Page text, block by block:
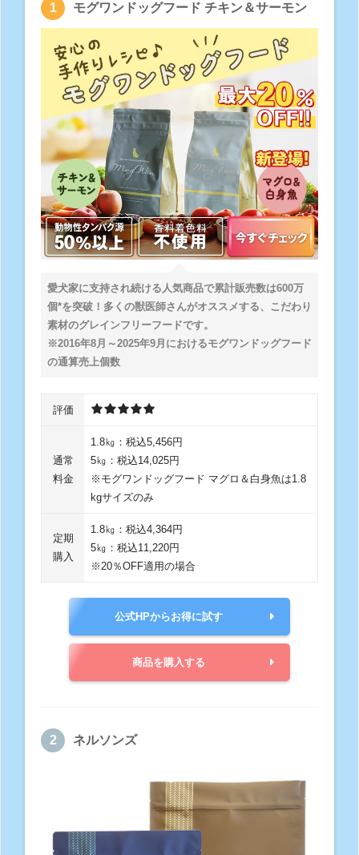
モグワンドッグフード チキン＆サーモン
愛犬家に支持され続ける人気商品で累計販売数は600万
個*を突破！多くの獣医師さんがオススメする、こだわり
素材のグレインフリーフードです。
※2016年8月～2025年9月におけるモグワンドッグフード
の通算売上個数
評価
通常
料金
1.8㎏：税込5,456円
5㎏：税込14,025円
※モグワンドッグフード マグロ＆白身魚は1.8
kgサイズのみ
定期
購入
1.8㎏：税込4,364円
5㎏：税込11,220円
※20％OFF適用の場合
公式HPからお得に試す
商品を購入する
ネルソンズ